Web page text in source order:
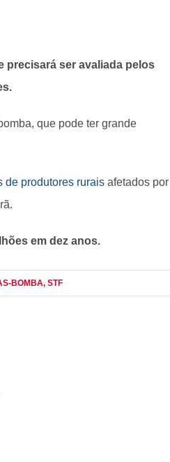
precisará ser avaliada pelos
que pode ter grande
de produtores rurais afetados por
em dez anos.
BOMBA, STF